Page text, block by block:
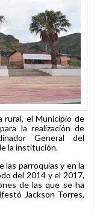
rural, el Municipio de
la realización de
General del
la institución.
las parroquias y en la
del 2014 y el 2017,
de las que se ha
Jackson Torres,